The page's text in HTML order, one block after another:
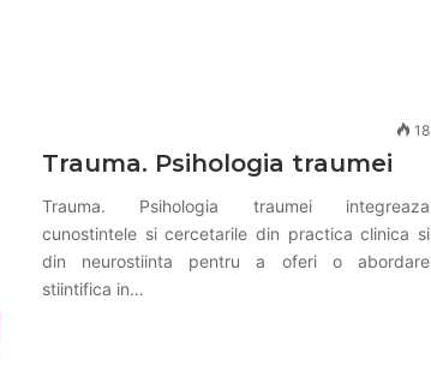
18
Trauma. Psihologia traumei
Trauma. Psihologia traumei integreaza
cunostintele si cercetarile din practica clinica si
din neurostiinta pentru a oferi o abordare
stiintifica in…